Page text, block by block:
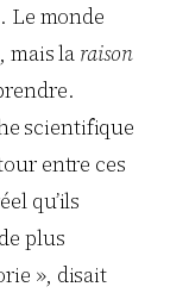
Le monde
, mais la raison
scientifique
entre ces
qu’ils
plus
», disait